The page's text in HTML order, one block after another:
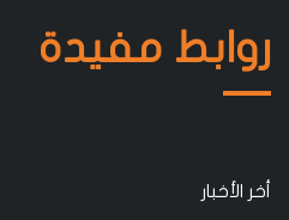
روابط مفيدة
أخر الأخبار